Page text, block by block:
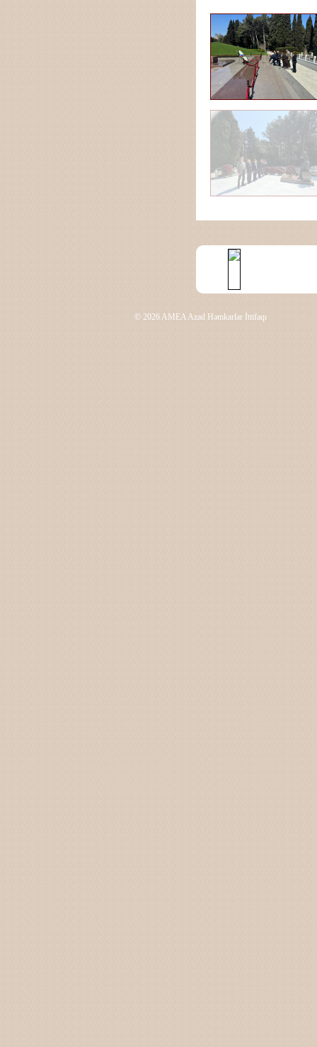
© 2026 AMEA Azad Həmkarlar İttifaqı